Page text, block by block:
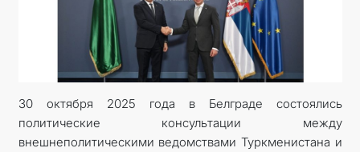
МИД
КОНТАКТНЫЕ ДАННЫЕ
30 октября 2025 года в Белграде состоялись
политические консультации между
внешнеполитическими ведомствами Туркменистана и